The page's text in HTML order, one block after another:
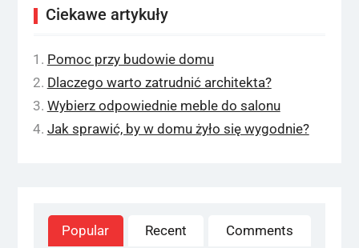
Ciekawe artykuły
Pomoc przy budowie domu
Dlaczego warto zatrudnić architekta?
Wybierz odpowiednie meble do salonu
Jak sprawić, by w domu żyło się wygodnie?
Popular Recent Comments